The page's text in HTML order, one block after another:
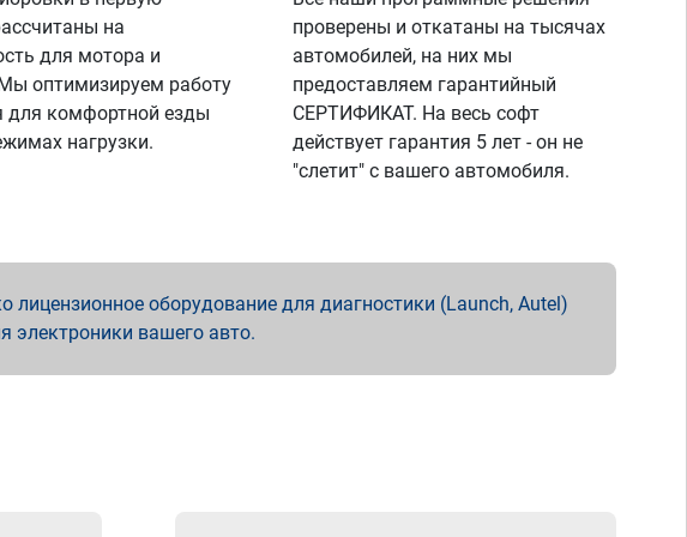
на
для мотора и
оптимизируем работу
для комфортной езды
нагрузки.
проверены и откатаны на тысячах
автомобилей, на них мы
предоставляем гарантийный
СЕРТИФИКАТ. На весь софт
действует гарантия 5 лет - он не
"слетит" с вашего автомобиля.
оборудование для диагностики (Launch, Autel)
электроники вашего авто.